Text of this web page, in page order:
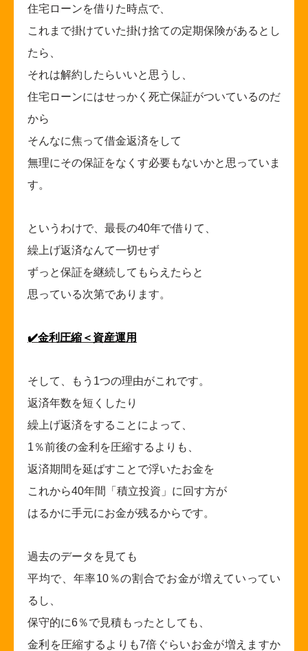
住宅ローンを借りた時点で、
これまで掛けていた掛け捨ての定期保険があるとし
たら、
それは解約したらいいと思うし、
住宅ローンにはせっかく死亡保証がついているのだ
から
そんなに焦って借金返済をして
無理にその保証をなくす必要もないかと思っていま
す。
というわけで、最長の40年で借りて、
繰上げ返済なんて一切せず
ずっと保証を継続してもらえたらと
思っている次第であります。
✔️金利圧縮＜資産運用
そして、もう1つの理由がこれです。
返済年数を短くしたり
繰上げ返済をすることによって、
1 ％前後の金利を圧縮するよりも、
返済期間を延ばすことで浮いたお金を
これから40年間「積立投資」に回す方が
はるかに手元にお金が残るからです。
過去のデータを見ても
平均で、年率10％の割合でお金が増えていってい
るし、
保守的に6％で見積もったとしても、
金利を圧縮するよりも7倍ぐらいお金が増えますか